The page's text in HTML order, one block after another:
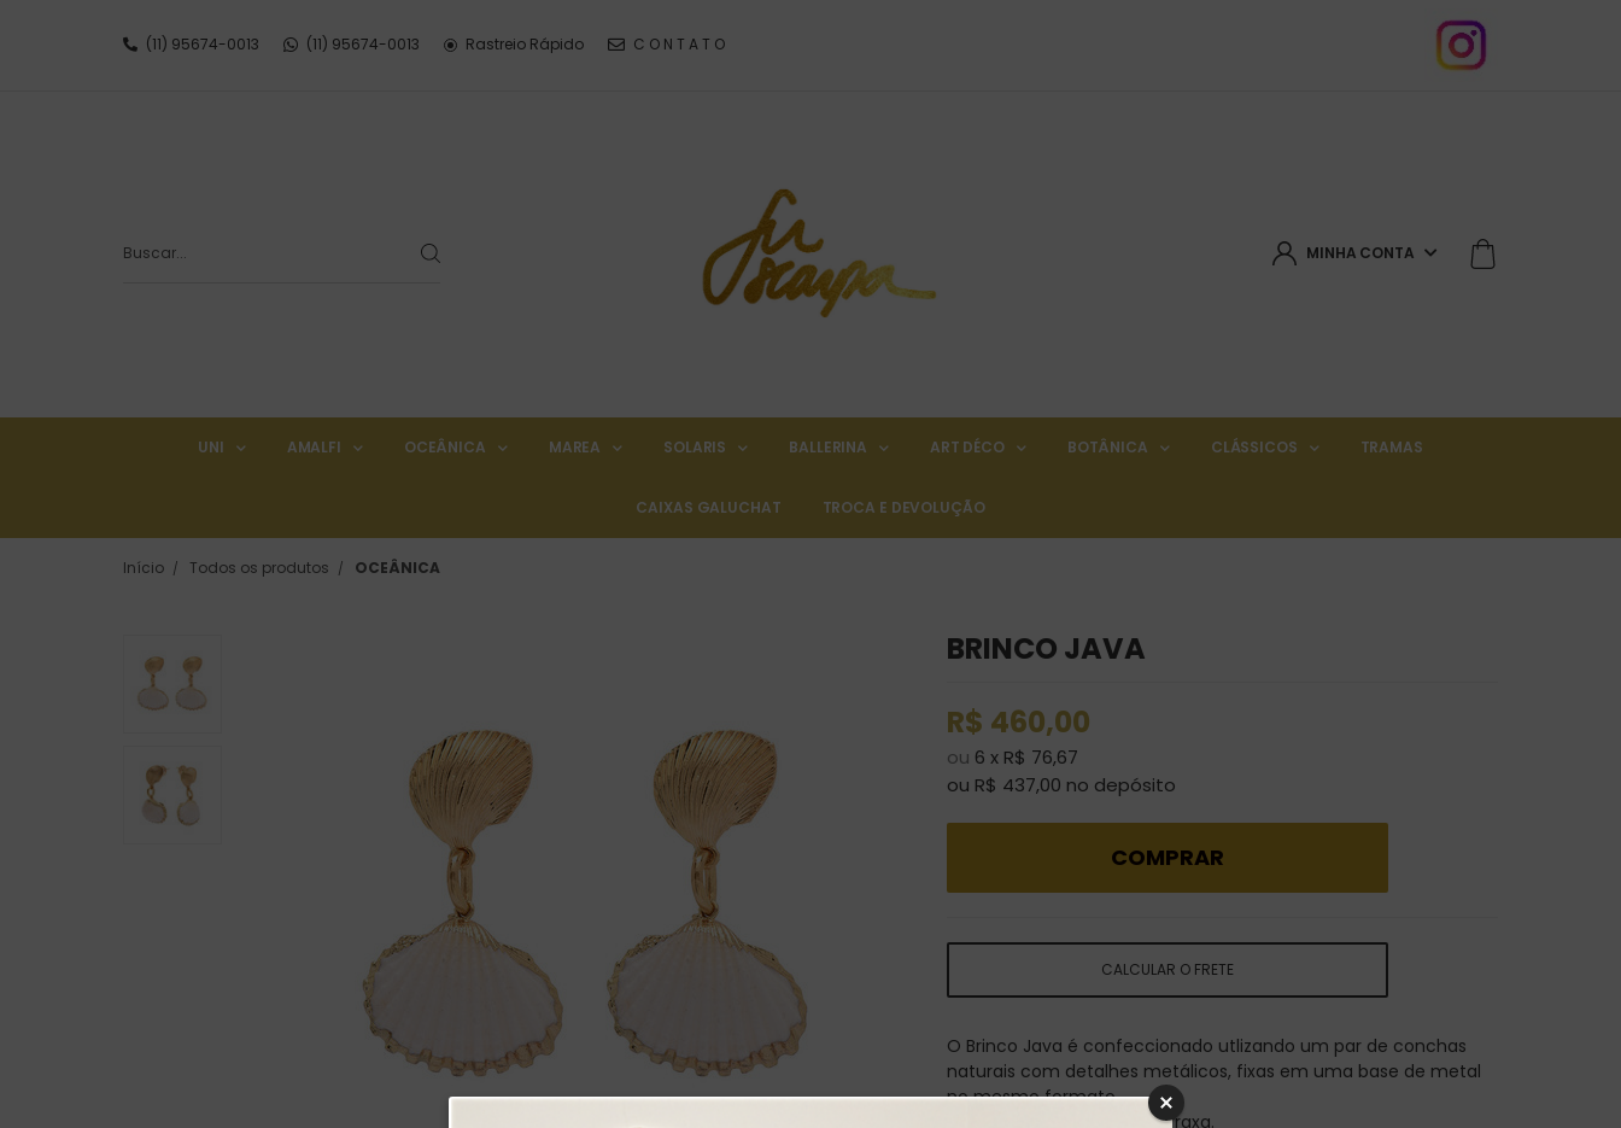
(11) 95674-0013 (11) 95674-0013 Rastreio Rápido C O N T A T O
MINHA CONTA
UNI AMALFI OCEÂNICA MAREA SOLARIS BALLERINA ART DÉCO BOTÂNICA CLÁSSICOS TRAMAS
CAIXAS GALUCHAT TROCA E DEVOLUÇÃO
Início Todos os produtos OCEÂNICA
BRINCO JAVA
R$ 460,00
ou 6 x R$ 76,67
ou R$ 437,00 no depósito
COMPRAR
CALCULAR O FRETE
O Brinco Java é confeccionado utlizando um par de conchas
naturais com detalhes metálicos, fixas em uma base de metal
no mesmo formato.
Fechamento por pino e tarraxa.